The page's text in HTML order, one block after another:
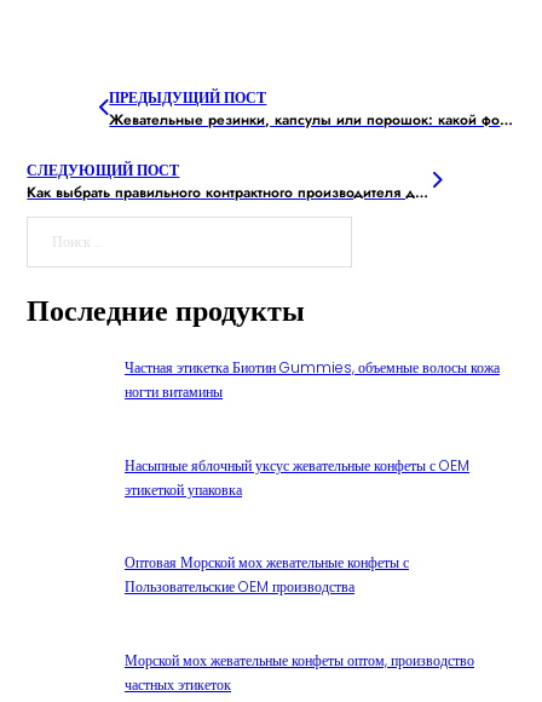
ПРЕДЫДУЩИЙ ПОСТ
Жевательные резинки, капсулы или порошок: какой формат добавок предпочитает молодежь?
СЛЕДУЮЩИЙ ПОСТ
Как выбрать правильного контрактного производителя добавок для вашего бренда?
Поиск
Последние продукты
Частная этикетка Биотин Gummies, объемные волосы кожа
ногти витамины
Насыпные яблочный уксус жевательные конфеты с OEM
этикеткой упаковка
Оптовая Морской мох жевательные конфеты с
Пользовательские OEM производства
Морской мох жевательные конфеты оптом, производство
частных этикеток